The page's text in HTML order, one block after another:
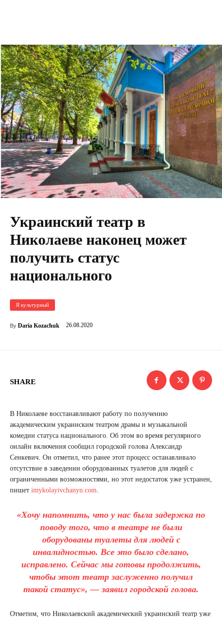
Украинский театр в
Николаеве наконец может
получить статус
национального
Я культурный
By Daria Kozachuk 26.08.2020
SHARE
В Николаеве восстанавливают работу по получению
академическим украинским театром драмы и музыкальной
комедии статуса национального. Об этом во время регулярного
онлайн включения сообщил городской голова Александр
Сенкевич. Он отметил, что ранее этот процесс останавливало
отсутствие в заведении оборудованных туалетов для людей с
ограниченными возможностями, но этот недостаток уже устранен,
пишет imykolayivchanyn.com
«Хочу напомнить, что у нас была задержка по
поводу того, что в театре не были
оборудованы туалеты для людей с
инвалидностью. Все это было сделано,
исправлено. Сейчас мы готовы продолжить,
чтобы этот театр заслуженно получил
такой статус», — заявил городской голова.
Отметим, что Николаевский академический украинский театр уже